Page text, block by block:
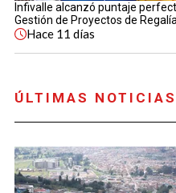
Infivalle alcanzó puntaje
Gestión de Proyectos de
Hace 11 días
ÚLTIMAS NOTICIAS